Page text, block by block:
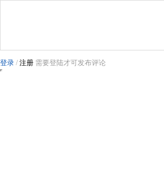
登录 / 注册 需要登陆才可发布评论